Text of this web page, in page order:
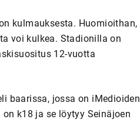
kulmauksesta. Huomioithan,
voi kulkea. Stadionilla on
12-vuotta
baarissa, jossa on iMedioiden
k18 ja se löytyy Seinäjoen